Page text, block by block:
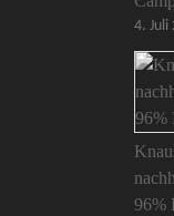
4. Juli
96%